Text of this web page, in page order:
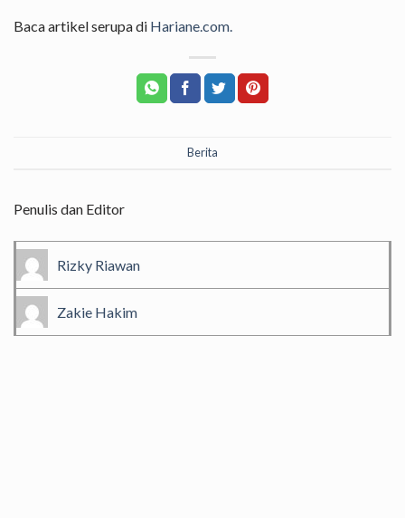
Baca artikel serupa di Hariane.com.
Berita
Penulis dan Editor
Rizky Riawan
Zakie Hakim